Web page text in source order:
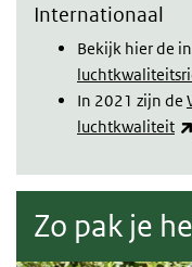
Internationaal
Bekijk hier de
In 2021 zijn de
luchtkwaliteit
Zo pak je